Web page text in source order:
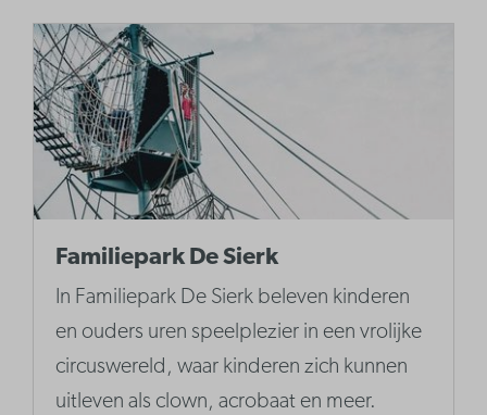
Familiepark De Sierk
In Familiepark De Sierk beleven kinderen
en ouders uren speelplezier in een vrolijke
circuswereld, waar kinderen zich kunnen
uitleven als clown, acrobaat en meer.